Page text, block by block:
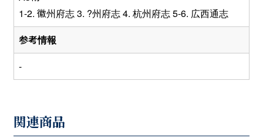
1-2. 徽州府志 3. ?州府志 4. 杭州府志 5-6. 広西通志
参考情報
-
関連商品